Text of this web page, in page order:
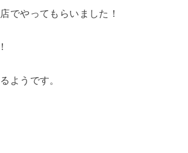
でやってもらいました！
ようです。